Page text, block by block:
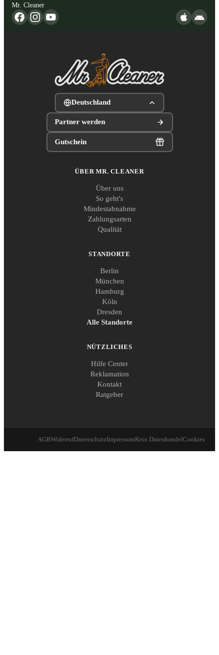
Mr. Cleaner
Deutschland
Partner werden
Gutschein
ÜBER MR. CLEANER
Über uns
So geht's
Mindestabnahme
Zahlungsarten
Qualität
STANDORTE
Berlin
München
Hamburg
Köln
Dresden
Alle Standorte
NÜTZLICHES
Hilfe Center
Reklamation
Kontakt
Ratgeber
AGBWiderrufDatenschutzImpressumKein DatenhandelCookies